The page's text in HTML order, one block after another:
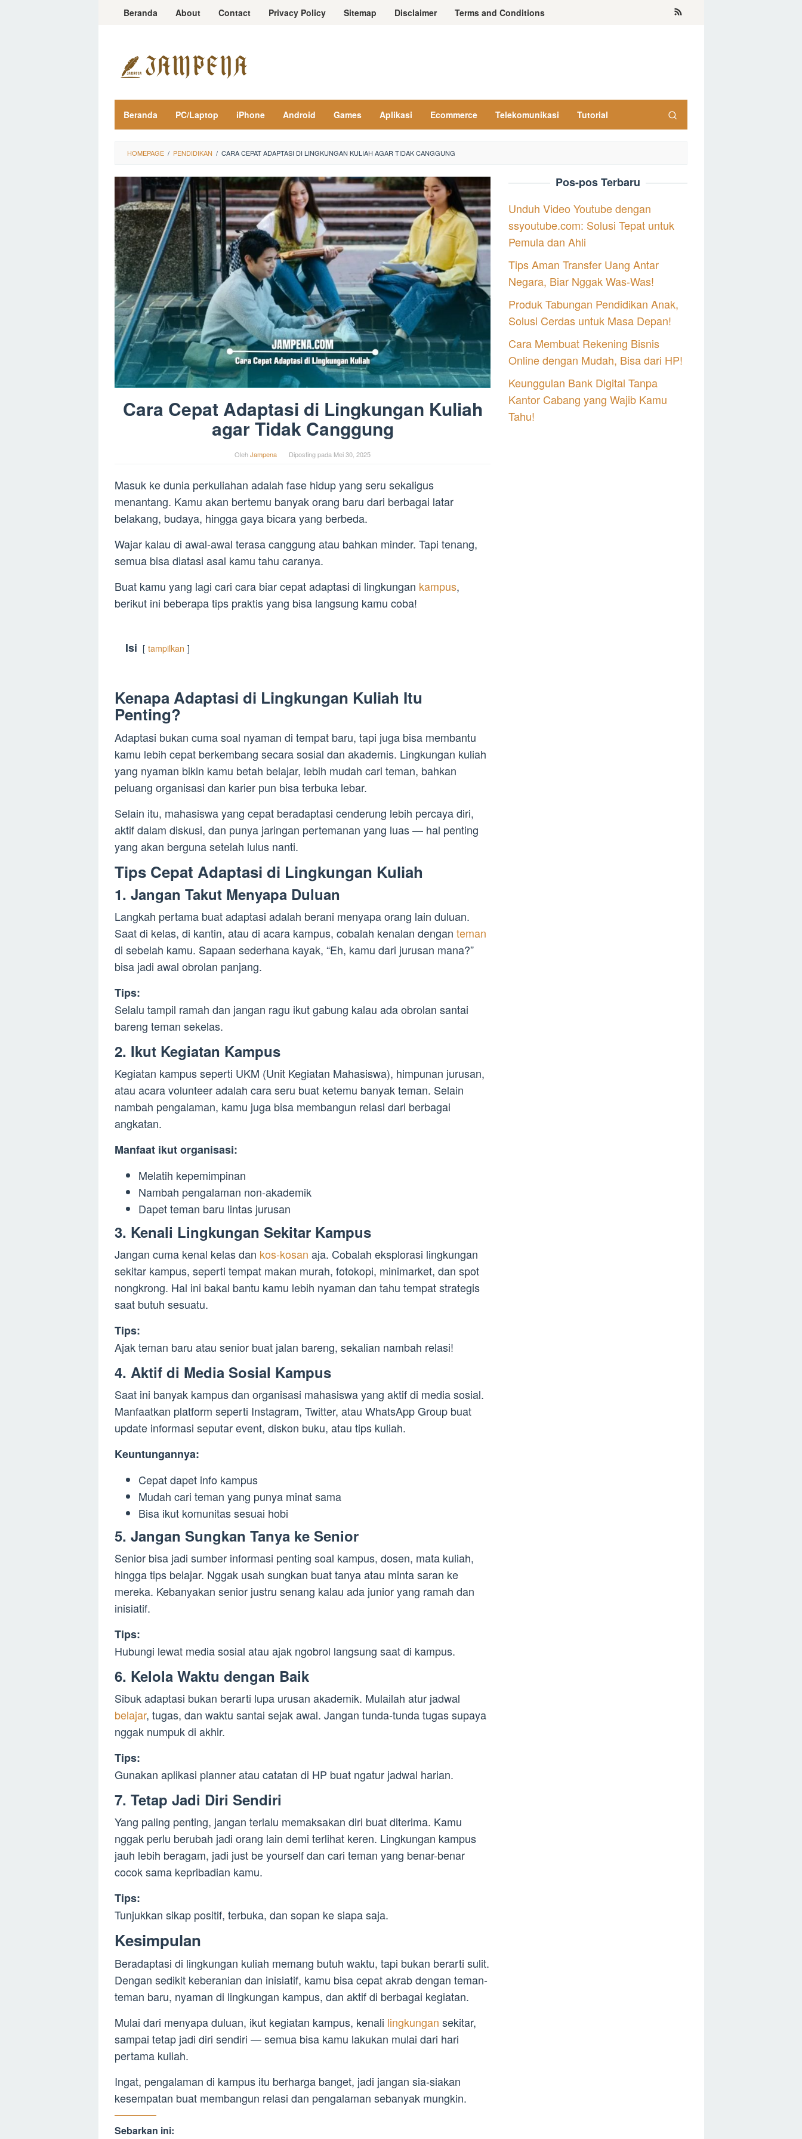
LoncatBeranda About Contact Privacy Policy Sitemap Disclaimer Terms and Conditions
Beranda PC/Laptop iPhone Android Games Aplikasi Ecommerce Telekomunikasi Tutorial
HOMEPAGE / PENDIDIKAN / CARA CEPAT ADAPTASI DI LINGKUNGAN KULIAH AGAR TIDAK CANGGUNG
Cara Cepat Adaptasi di Lingkungan Kuliah
agar Tidak Canggung
OlehJampena Diposting pada Mei 30, 2025
Masuk ke dunia perkuliahan adalah fase hidup yang seru sekaligus
menantang. Kamu akan bertemu banyak orang baru dari berbagai latar
belakang, budaya, hingga gaya bicara yang berbeda.
Wajar kalau di awal-awal terasa canggung atau bahkan minder. Tapi tenang,
semua bisa diatasi asal kamu tahu caranya.
Buat kamu yang lagi cari cara biar cepat adaptasi di lingkungan kampus,
berikut ini beberapa tips praktis yang bisa langsung kamu coba!
Isi tampilkan
Kenapa Adaptasi di Lingkungan Kuliah Itu
Penting?
Adaptasi bukan cuma soal nyaman di tempat baru, tapi juga bisa membantu
kamu lebih cepat berkembang secara sosial dan akademis. Lingkungan kuliah
yang nyaman bikin kamu betah belajar, lebih mudah cari teman, bahkan
peluang organisasi dan karier pun bisa terbuka lebar.
Selain itu, mahasiswa yang cepat beradaptasi cenderung lebih percaya diri,
aktif dalam diskusi, dan punya jaringan pertemanan yang luas — hal penting
yang akan berguna setelah lulus nanti.
Tips Cepat Adaptasi di Lingkungan Kuliah
1. Jangan Takut Menyapa Duluan
Langkah pertama buat adaptasi adalah berani menyapa orang lain duluan.
Saat di kelas, di kantin, atau di acara kampus, cobalah kenalan dengan teman
di sebelah kamu. Sapaan sederhana kayak, “Eh, kamu dari jurusan mana?”
bisa jadi awal obrolan panjang.
Tips:
Selalu tampil ramah dan jangan ragu ikut gabung kalau ada obrolan santai
bareng teman sekelas.
2. Ikut Kegiatan Kampus
Kegiatan kampus seperti UKM (Unit Kegiatan Mahasiswa), himpunan jurusan,
atau acara volunteer adalah cara seru buat ketemu banyak teman. Selain
nambah pengalaman, kamu juga bisa membangun relasi dari berbagai
angkatan.
Manfaat ikut organisasi:
Melatih kepemimpinan
Nambah pengalaman non-akademik
Dapet teman baru lintas jurusan
3. Kenali Lingkungan Sekitar Kampus
Jangan cuma kenal kelas dan kos-kosan aja. Cobalah eksplorasi lingkungan
sekitar kampus, seperti tempat makan murah, fotokopi, minimarket, dan spot
nongkrong. Hal ini bakal bantu kamu lebih nyaman dan tahu tempat strategis
saat butuh sesuatu.
Tips:
Ajak teman baru atau senior buat jalan bareng, sekalian nambah relasi!
4. Aktif di Media Sosial Kampus
Saat ini banyak kampus dan organisasi mahasiswa yang aktif di media sosial.
Manfaatkan platform seperti Instagram, Twitter, atau WhatsApp Group buat
update informasi seputar event, diskon buku, atau tips kuliah.
Keuntungannya:
Cepat dapet info kampus
Mudah cari teman yang punya minat sama
Bisa ikut komunitas sesuai hobi
5. Jangan Sungkan Tanya ke Senior
Senior bisa jadi sumber informasi penting soal kampus, dosen, mata kuliah,
hingga tips belajar. Nggak usah sungkan buat tanya atau minta saran ke
mereka. Kebanyakan senior justru senang kalau ada junior yang ramah dan
inisiatif.
Tips:
Hubungi lewat media sosial atau ajak ngobrol langsung saat di kampus.
6. Kelola Waktu dengan Baik
Sibuk adaptasi bukan berarti lupa urusan akademik. Mulailah atur jadwal
belajar, tugas, dan waktu santai sejak awal. Jangan tunda-tunda tugas supaya
nggak numpuk di akhir.
Tips:
Gunakan aplikasi planner atau catatan di HP buat ngatur jadwal harian.
7. Tetap Jadi Diri Sendiri
Yang paling penting, jangan terlalu memaksakan diri buat diterima. Kamu
nggak perlu berubah jadi orang lain demi terlihat keren. Lingkungan kampus
jauh lebih beragam, jadi just be yourself dan cari teman yang benar-benar
cocok sama kepribadian kamu.
Tips:
Tunjukkan sikap positif, terbuka, dan sopan ke siapa saja.
Kesimpulan
Beradaptasi di lingkungan kuliah memang butuh waktu, tapi bukan berarti sulit.
Dengan sedikit keberanian dan inisiatif, kamu bisa cepat akrab dengan teman-
teman baru, nyaman di lingkungan kampus, dan aktif di berbagai kegiatan.
Mulai dari menyapa duluan, ikut kegiatan kampus, kenali lingkungan sekitar,
sampai tetap jadi diri sendiri — semua bisa kamu lakukan mulai dari hari
pertama kuliah.
Ingat, pengalaman di kampus itu berharga banget, jadi jangan sia-siakan
kesempatan buat membangun relasi dan pengalaman sebanyak mungkin.
Sebarkan ini:
Pos-pos Terbaru
Unduh Video Youtube dengan
ssyoutube.com: Solusi Tepat untuk
Pemula dan Ahli
Tips Aman Transfer Uang Antar
Negara, Biar Nggak Was-Was!
Produk Tabungan Pendidikan Anak,
Solusi Cerdas untuk Masa Depan!
Cara Membuat Rekening Bisnis
Online dengan Mudah, Bisa dari HP!
Keunggulan Bank Digital Tanpa
Kantor Cabang yang Wajib Kamu
Tahu!